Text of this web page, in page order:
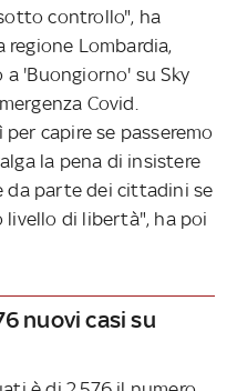
controllo", ha
Lombardia,
'Buongiorno' su Sky
Covid.
capire se passeremo
la pena di insistere
da parte dei cittadini se
di libertà", ha poi
nuovi casi su